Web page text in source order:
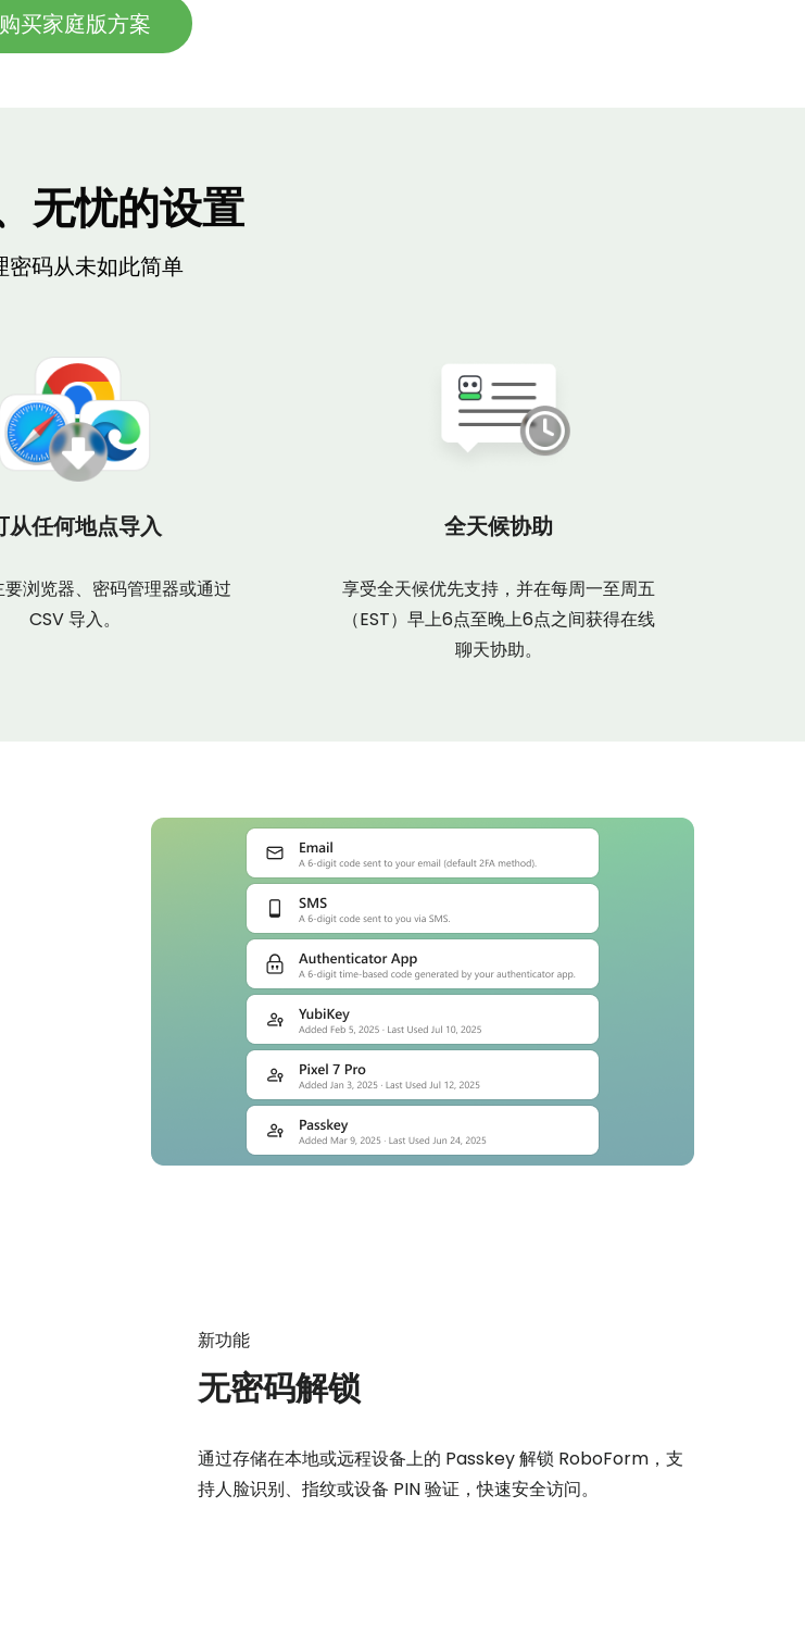
购买家庭版方案
无忧的设置
密码从未如此简单
从任何地点导入
浏览器、密码管理器或通过
CSV 导入。
全天候协助
享受全天候优先支持，并在每周一至周五
（EST）早上6点至晚上6点之间获得在线
聊天协助。
新功能
无密码解锁
通过存储在本地或远程设备上的 Passkey 解锁 RoboForm，支
持人脸识别、指纹或设备 PIN 验证，快速安全访问。